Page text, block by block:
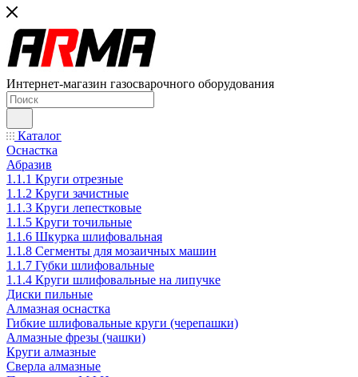
Интернет-магазин газосварочного оборудования
Каталог
Оснастка
Абразив
1.1.1 Круги отрезные
1.1.2 Круги зачистные
1.1.3 Круги лепестковые
1.1.5 Круги точильные
1.1.6 Шкурка шлифовальная
1.1.8 Сегменты для мозаичных машин
1.1.7 Губки шлифовальные
1.1.4 Круги шлифовальные на липучке
Диски пильные
Алмазная оснастка
Гибкие шлифовальные круги (черепашки)
Алмазные фрезы (чашки)
Круги алмазные
Сверла алмазные